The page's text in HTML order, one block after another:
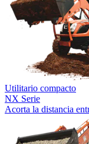
Utilitario compacto
NX Serie
Acorta la distancia